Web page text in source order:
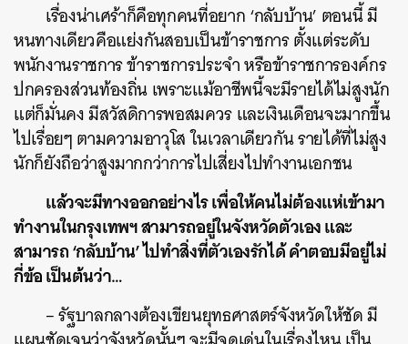
เรื่องน่าเศร้าก็คือทุกคนที่อยาก ‘กลับบ้าน’ ตอนนี้ มี
หนทางเดียวคือแย่งกันสอบเป็นข้าราชการ ตั้งแต่ระดับ
พนักงานราชการ ข้าราชการประจำ หรือข้าราชการองค์กร
ปกครองส่วนท้องถิ่น เพราะแม้อาชีพนี้จะมีรายได้ไม่สูงนัก
แต่ก็มั่นคง มีสวัสดิการพอสมควร และเงินเดือนจะมากขึ้น
ไปเรื่อยๆ ตามความอาวุโส ในเวลาเดียวกัน รายได้ที่ไม่สูง
นักก็ยังถือว่าสูงมากกว่าการไปเสี่ยงไปทำงานเอกชน
แล้วจะมีทางออกอย่างไร เพื่อให้คนไม่ต้องแห่เข้ามา
ทำงานในกรุงเทพฯ สามารถอยู่ในจังหวัดตัวเอง และ
สามารถ ‘กลับบ้าน’ ไปทำสิ่งที่ตัวเองรักได้ คำตอบมีอยู่ไม่
กี่ข้อ เป็นต้นว่า…
– รัฐบาลกลางต้องเขียนยุทธศาสตร์จังหวัดให้ชัด มี
SHARE TWEET LINE EMAIL